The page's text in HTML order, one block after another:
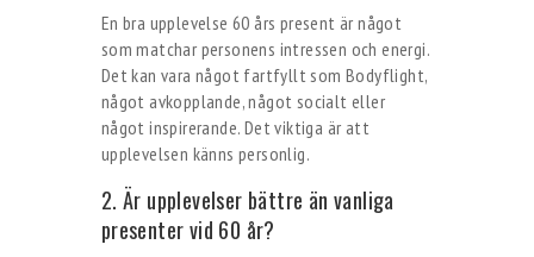
En bra upplevelse 60 års present är något
som matchar personens intressen och energi.
Det kan vara något fartfyllt som Bodyflight,
något avkopplande, något socialt eller
något inspirerande. Det viktiga är att
upplevelsen känns personlig.
2. Är upplevelser bättre än vanliga
presenter vid 60 år?